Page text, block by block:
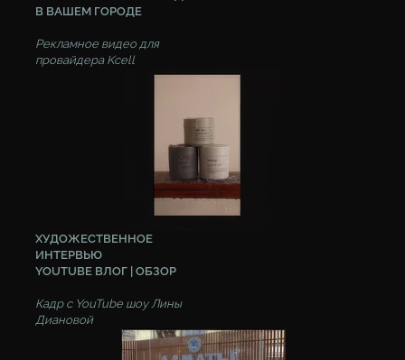
В ВАШЕМ ГОРОДЕ
Рекламное видео для
провайдера Kcell
ХУДОЖЕСТВЕННОЕ
ИНТЕРВЬЮ
YOUTUBE ВЛОГ | ОБЗОР
Кадр с YouTube шоу Лины
Диановой